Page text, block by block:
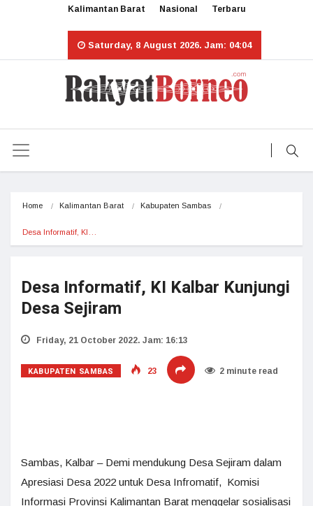
Kalimantan Barat Nasional Terbaru
Saturday, 8 August 2026. Jam: 04:04
Home Kalimantan Barat Kabupaten Sambas
Desa Informatif, KI…
Desa Informatif, KI Kalbar Kunjungi
Desa Sejiram
Friday, 21 October 2022. Jam: 16:13
KABUPATEN SAMBAS 23 2 minute read
Sambas, Kalbar – Demi mendukung Desa Sejiram dalam
Apresiasi Desa 2022 untuk Desa Infromatif, Komisi
Informasi Provinsi Kalimantan Barat menggelar sosialisasi